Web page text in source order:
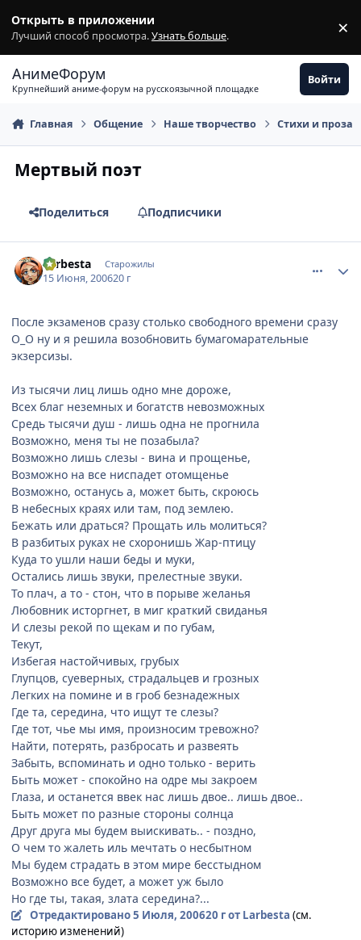
Открыть в приложении
Лучший способ просмотра.Узнать больше. ×
АнимеФорум
Крупнейший аниме-форум на русскоязычной площадке
Войти
Главная Общение Наше творчество Стихи и проза
Мертвый поэт
Поделиться Подписчики
Larbesta Старожилы
15 Июня, 200620 г
После экзаменов сразу столько свободного времени сразу
О_О ну и я решила возобновить бумагомарательные
экзерсизы.
Из тысячи лиц лишь одно мне дороже,
Всех благ неземных и богатств невозможных
Средь тысячи душ - лишь одна не прогнила
Возможно, меня ты не позабыла?
Возможно лишь слезы - вина и прощенье,
Возможно на все ниспадет отомщенье
Возможно, останусь а, может быть, скроюсь
В небесных краях или там, под землею.
Бежать или драться? Прощать иль молиться?
В разбитых руках не схоронишь Жар-птицу
Куда то ушли наши беды и муки,
Остались лишь звуки, прелестные звуки.
То плач, а то - стон, что в порыве желанья
Любовник исторгнет, в миг краткий свиданья
И слезы рекой по щекам и по губам,
Текут,
Избегая настойчивых, грубых
Глупцов, суеверных, страдальцев и грозных
Легких на помине и в гроб безнадежных
Где та, середина, что ищут те слезы?
Где тот, чье мы имя, произносим тревожно?
Найти, потерять, разбросать и развеять
Забыть, вспоминать и одно только - верить
Быть может - спокойно на одре мы закроем
Глаза, и останется ввек нас лишь двое.. лишь двое..
Быть может по разные стороны солнца
Друг друга мы будем выискивать.. - поздно,
О чем то жалеть иль мечтать о несбытном
Мы будем страдать в этом мире бесстыдном
Возможно все будет, а может уж было
Но где ты, такая, злата середина?...
Отредактировано5 Июля, 200620 гот Larbesta (см.
историю изменений)